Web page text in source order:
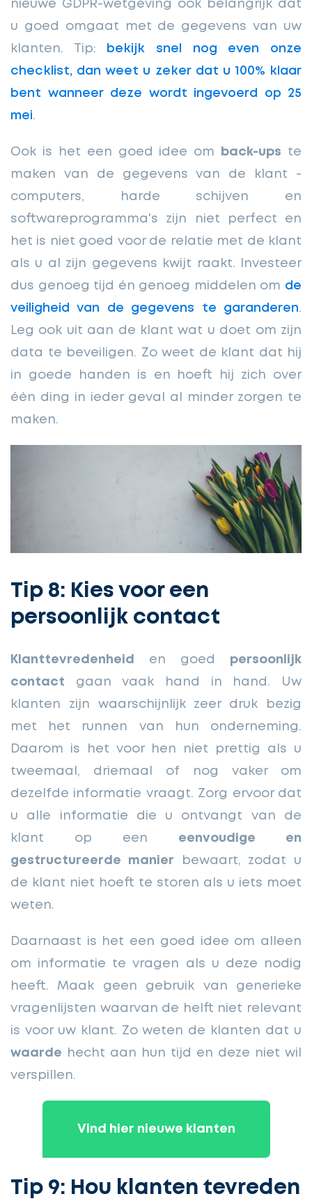
nieuwe GDPR-wetgeving ook belangrijk dat
u goed omgaat met de gegevens van uw
klanten. Tip:
bekijk snel nog even onze
checklist, dan weet u zeker dat u 100% klaar
bent wanneer deze wordt ingevoerd op 25
mei.
Ook is het een goed idee om back-ups te
maken van de gegevens van de klant -
computers, harde schijven en
softwareprogramma's zijn niet perfect en
het is niet goed voor de relatie met de klant
als u al zijn gegevens kwijt raakt. Investeer
dus genoeg tijd én genoeg middelen om de
veiligheid van de gegevens te garanderen.
Leg ook uit aan de klant wat u doet om zijn
data te beveiligen. Zo weet de klant dat hij
in goede handen is en hoeft hij zich over
één ding in ieder geval al minder zorgen te
maken.
Tip 8: Kies voor een
persoonlijk contact
Klanttevredenheid en goed persoonlijk
contact gaan vaak hand in hand. Uw
klanten zijn waarschijnlijk zeer druk bezig
met het runnen van hun onderneming.
Daarom is het voor hen niet prettig als u
tweemaal, driemaal of nog vaker om
dezelfde informatie vraagt. Zorg ervoor dat
u alle informatie die u ontvangt van de
klant op een eenvoudige en
gestructureerde manier bewaart, zodat u
de klant niet hoeft te storen als u iets moet
weten.
Daarnaast is het een goed idee om alleen
om informatie te vragen als u deze nodig
heeft. Maak geen gebruik van generieke
vragenlijsten waarvan de helft niet relevant
is voor uw klant. Zo weten de klanten dat u
waarde hecht aan hun tijd en deze niet wil
verspillen.
Vind hier nieuwe klanten
Tip 9: Hou klanten tevreden